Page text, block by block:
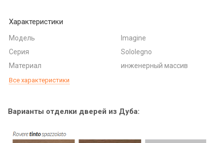
Характеристики
Модель
Imagine
Серия
Sololegno
Материал
инженерный массив
Все характеристики
Варианты отделки дверей из Дуба: